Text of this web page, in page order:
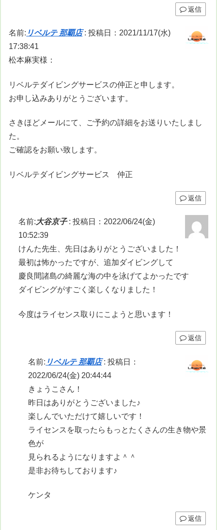
返信
名前: リベルテ 那覇店: 投稿日：2021/11/17(水)
17:38:41
松本麻実様：
リベルテダイビングサービスの仲正と申します。
お申し込みありがとうございます。
さきほどメールにて、ご予約の詳細をお送りいたしまし
た。
ご確認をお願い致します。
リベルテダイビングサービス 仲正
返信
名前: 大谷京子: 投稿日：2022/06/24(金)
10:52:39
けんた先生、先日はありがとうございました！
最初は怖かったですが、追加ダイビングして
慶良間諸島の綺麗な海の中を泳げてよかったです
ダイビングがすごく楽しくなりました！
今度はライセンス取りにこようと思います！
返信
名前: リベルテ 那覇店: 投稿日：
2022/06/24(金) 20:44:44
きょうこさん！
昨日はありがとうございました♪
楽しんでいただけて嬉しいです！
ライセンスを取ったらもっとたくさんの生き物や景
色が
見られるようになりますよ＾＾
是非お待ちしております♪
ケンタ
返信